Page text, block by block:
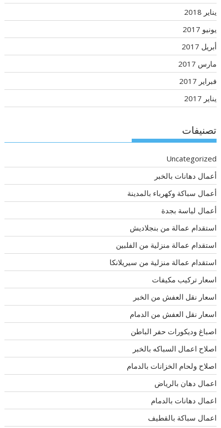
يناير 2018
يونيو 2017
أبريل 2017
مارس 2017
فبراير 2017
يناير 2017
تصنيفات
Uncategorized
أعمال دهانات بالخبر
أعمال سباكة وكهرباء بالمدينة
أعمال لياسة بجدة
استقدام عمالة من بنجلاديش
استقدام عمالة منزلية من الفلبين
استقدام عمالة منزلية من سيريلانكا
اسعار تركيب مكيفات
اسعار نقل العفش من الخبر
اسعار نقل العفش من الدمام
اصباغ وديكورات حفر الباطن
اصلاح اعمال السباكه بالخبر
اصلاح ولحام الخزانات بالدمام
اعمال دهان بالرياض
اعمال دهانات بالدمام
اعمال سباكة بالقطيف